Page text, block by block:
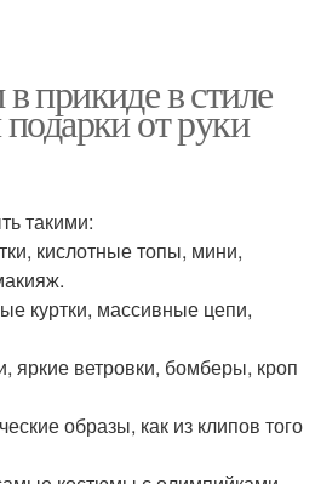
прикиде в стиле
от руки
такими:
кислотные топы, мини,
куртки, массивные цепи,
яркие ветровки, бомберы, кроп
образы, как из клипов того